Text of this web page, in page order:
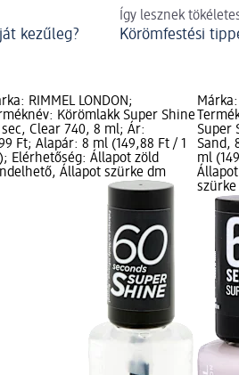
kezűleg?
Így lesznek
Körömfestési
RIMMEL LONDON;
Körömlakk Super Shine
sec, Clear 740, 8 ml; Ár:
Ft; Alapár: 8 ml (149,88 Ft / 1
Elérhetőség: Állapot zöld
Állapot szürke dm
Márka:
Super
Sand,
ml